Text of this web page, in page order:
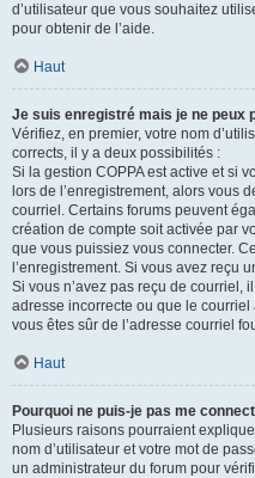
d’utilisateur que vous souhaitez
pour obtenir de l’aide.
Haut
Je suis enregistré mais je ne peux
Vérifiez, en premier, votre nom
corrects, il y a deux possibilités :
Si la gestion COPPA est active et si
lors de l’enregistrement, alors vous
courriel. Certains forums peuvent
création de compte soit activée par
que vous puissiez vous connecter.
l’enregistrement. Si vous avez reçu
Si vous n’avez pas reçu de courriel,
adresse incorrecte ou que le
vous êtes sûr de l’adresse courriel
Haut
Pourquoi ne puis-je pas me
Plusieurs raisons pourraient
nom d’utilisateur et votre mot de
un administrateur du forum pour